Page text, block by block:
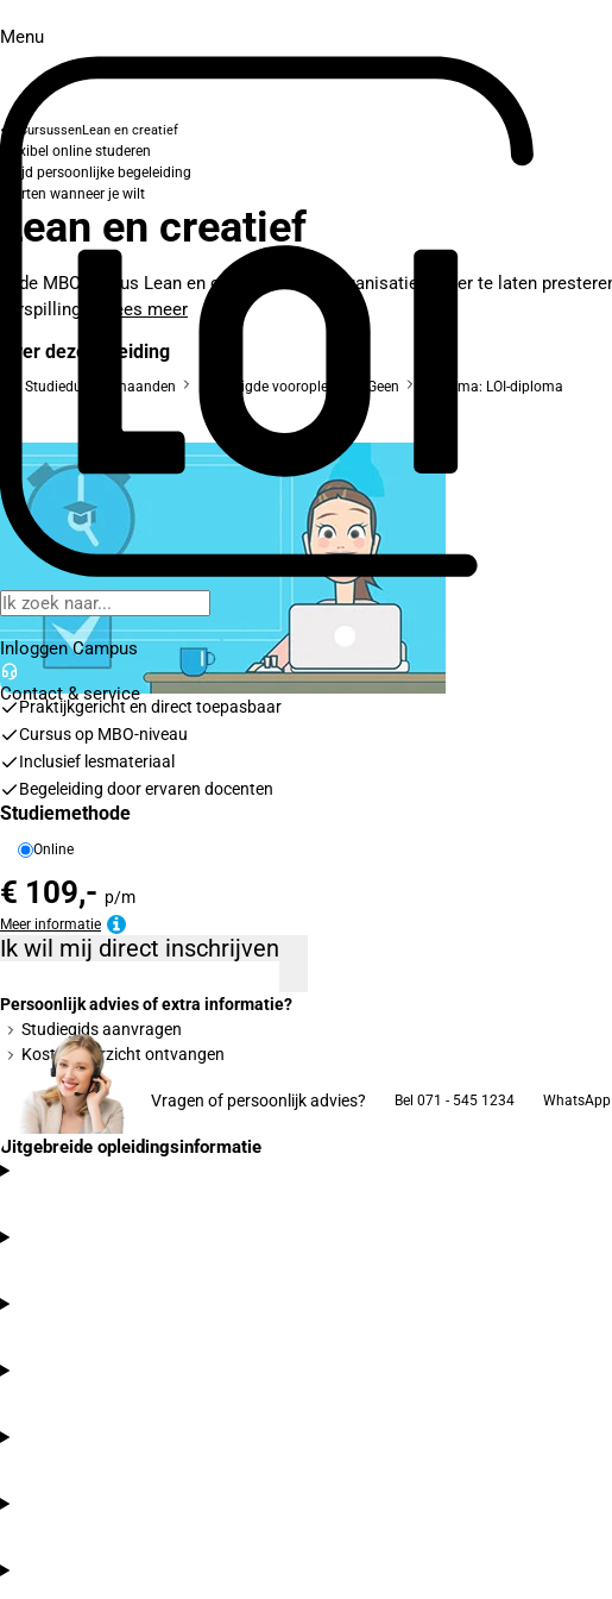
Menu
Inloggen Campus
Contact& service
CursussenLean en creatief
Flexibel online studeren
Altijd persoonlijke begeleiding
Starten wanneer je wilt
Lean en creatief
In de MBO-cursus Lean en creatief leer je organisaties beter te laten
verspilling....
Lees meer
Over deze opleiding
Studieduur: 2 maanden Benodigde vooropleiding: Geen Diploma: LOI-diploma
Praktijkgericht en direct toepasbaar
Cursus op MBO-niveau
Inclusief lesmateriaal
Begeleiding door ervaren docenten
Studiemethode
Online
€ 109,- p/m
Meer informatie
Ik wil mij direct inschrijven
Persoonlijk advies of extra informatie?
Studiegids aanvragen
Kostenoverzicht ontvangen
Vragen of persoonlijk advies? Bel 071 - 545 1234 WhatsApp
Uitgebreide opleidingsinformatie